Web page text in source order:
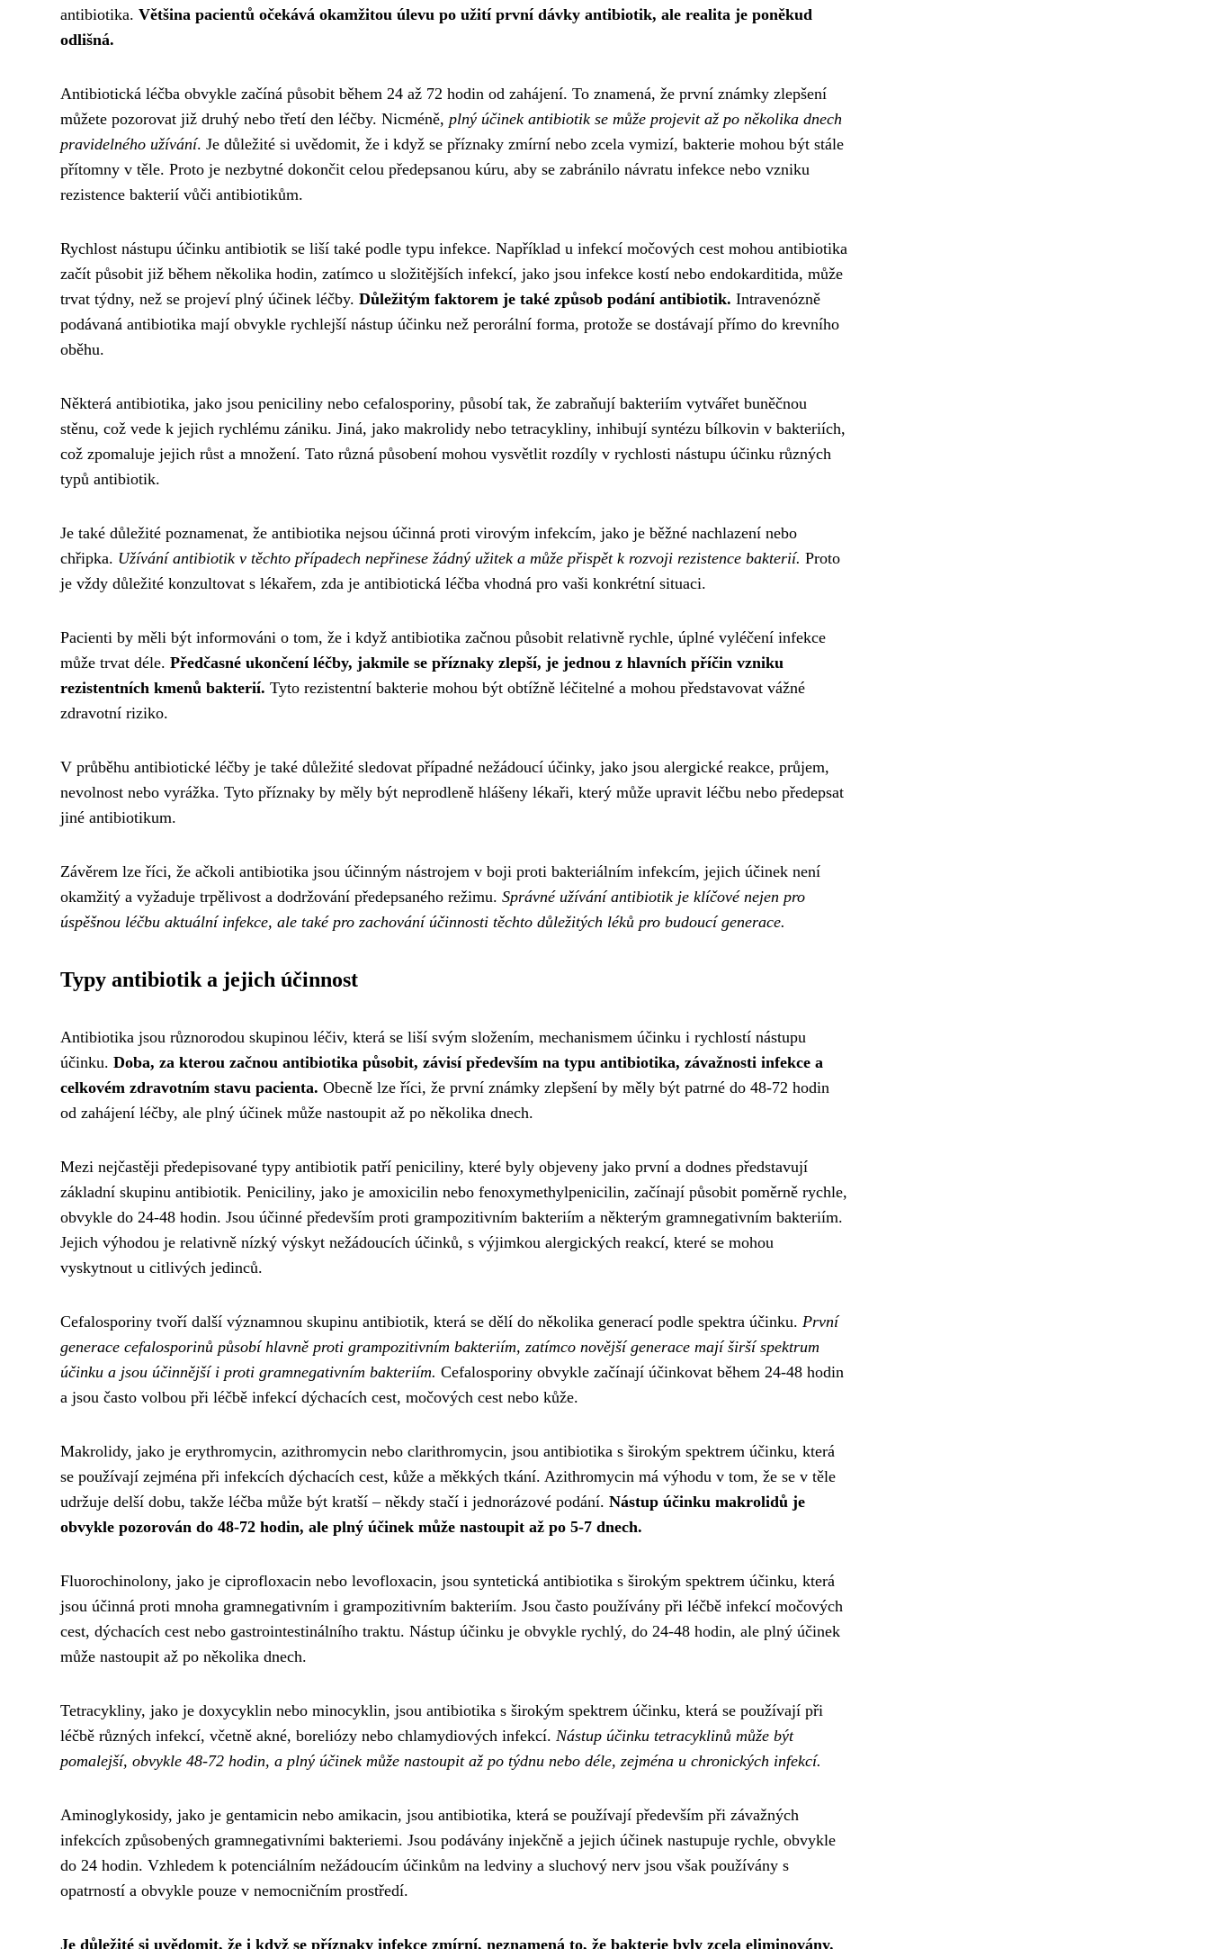
antibiotika. Většina pacientů očekává okamžitou úlevu po užití první dávky antibiotik, ale realita je poněkud
odlišná.
Antibiotická léčba obvykle začíná působit během 24 až 72 hodin od zahájení. To znamená, že první známky zlepšení
můžete pozorovat již druhý nebo třetí den léčby. Nicméně, plný účinek antibiotik se může projevit až po několika dnech
pravidelného užívání. Je důležité si uvědomit, že i když se příznaky zmírní nebo zcela vymizí, bakterie mohou být stále
přítomny v těle. Proto je nezbytné dokončit celou předepsanou kúru, aby se zabránilo návratu infekce nebo vzniku
rezistence bakterií vůči antibiotikům.
Rychlost nástupu účinku antibiotik se liší také podle typu infekce. Například u infekcí močových cest mohou antibiotika
začít působit již během několika hodin, zatímco u složitějších infekcí, jako jsou infekce kostí nebo endokarditida, může
trvat týdny, než se projeví plný účinek léčby. Důležitým faktorem je také způsob podání antibiotik. Intravenózně
podávaná antibiotika mají obvykle rychlejší nástup účinku než perorální forma, protože se dostávají přímo do krevního
oběhu.
Některá antibiotika, jako jsou peniciliny nebo cefalosporiny, působí tak, že zabraňují bakteriím vytvářet buněčnou
stěnu, což vede k jejich rychlému zániku. Jiná, jako makrolidy nebo tetracykliny, inhibují syntézu bílkovin v bakteriích,
což zpomaluje jejich růst a množení. Tato různá působení mohou vysvětlit rozdíly v rychlosti nástupu účinku různých
typů antibiotik.
Je také důležité poznamenat, že antibiotika nejsou účinná proti virovým infekcím, jako je běžné nachlazení nebo
chřipka. Užívání antibiotik v těchto případech nepřinese žádný užitek a může přispět k rozvoji rezistence bakterií. Proto
je vždy důležité konzultovat s lékařem, zda je antibiotická léčba vhodná pro vaši konkrétní situaci.
Pacienti by měli být informováni o tom, že i když antibiotika začnou působit relativně rychle, úplné vyléčení infekce
může trvat déle. Předčasné ukončení léčby, jakmile se příznaky zlepší, je jednou z hlavních příčin vzniku
rezistentních kmenů bakterií. Tyto rezistentní bakterie mohou být obtížně léčitelné a mohou představovat vážné
zdravotní riziko.
V průběhu antibiotické léčby je také důležité sledovat případné nežádoucí účinky, jako jsou alergické reakce, průjem,
nevolnost nebo vyrážka. Tyto příznaky by měly být neprodleně hlášeny lékaři, který může upravit léčbu nebo předepsat
jiné antibiotikum.
Závěrem lze říci, že ačkoli antibiotika jsou účinným nástrojem v boji proti bakteriálním infekcím, jejich účinek není
okamžitý a vyžaduje trpělivost a dodržování předepsaného režimu. Správné užívání antibiotik je klíčové nejen pro
úspěšnou léčbu aktuální infekce, ale také pro zachování účinnosti těchto důležitých léků pro budoucí generace.
Typy antibiotik a jejich účinnost
Antibiotika jsou různorodou skupinou léčiv, která se liší svým složením, mechanismem účinku i rychlostí nástupu
účinku. Doba, za kterou začnou antibiotika působit, závisí především na typu antibiotika, závažnosti infekce a
celkovém zdravotním stavu pacienta. Obecně lze říci, že první známky zlepšení by měly být patrné do 48-72 hodin
od zahájení léčby, ale plný účinek může nastoupit až po několika dnech.
Mezi nejčastěji předepisované typy antibiotik patří peniciliny, které byly objeveny jako první a dodnes představují
základní skupinu antibiotik. Peniciliny, jako je amoxicilin nebo fenoxymethylpenicilin, začínají působit poměrně rychle,
obvykle do 24-48 hodin. Jsou účinné především proti grampozitivním bakteriím a některým gramnegativním bakteriím.
Jejich výhodou je relativně nízký výskyt nežádoucích účinků, s výjimkou alergických reakcí, které se mohou
vyskytnout u citlivých jedinců.
Cefalosporiny tvoří další významnou skupinu antibiotik, která se dělí do několika generací podle spektra účinku. První
generace cefalosporinů působí hlavně proti grampozitivním bakteriím, zatímco novější generace mají širší spektrum
účinku a jsou účinnější i proti gramnegativním bakteriím. Cefalosporiny obvykle začínají účinkovat během 24-48 hodin
a jsou často volbou při léčbě infekcí dýchacích cest, močových cest nebo kůže.
Makrolidy, jako je erythromycin, azithromycin nebo clarithromycin, jsou antibiotika s širokým spektrem účinku, která
se používají zejména při infekcích dýchacích cest, kůže a měkkých tkání. Azithromycin má výhodu v tom, že se v těle
udržuje delší dobu, takže léčba může být kratší – někdy stačí i jednorázové podání. Nástup účinku makrolidů je
obvykle pozorován do 48-72 hodin, ale plný účinek může nastoupit až po 5-7 dnech.
Fluorochinolony, jako je ciprofloxacin nebo levofloxacin, jsou syntetická antibiotika s širokým spektrem účinku, která
jsou účinná proti mnoha gramnegativním i grampozitivním bakteriím. Jsou často používány při léčbě infekcí močových
cest, dýchacích cest nebo gastrointestinálního traktu. Nástup účinku je obvykle rychlý, do 24-48 hodin, ale plný účinek
může nastoupit až po několika dnech.
Tetracykliny, jako je doxycyklin nebo minocyklin, jsou antibiotika s širokým spektrem účinku, která se používají při
léčbě různých infekcí, včetně akné, boreliózy nebo chlamydiových infekcí. Nástup účinku tetracyklinů může být
pomalejší, obvykle 48-72 hodin, a plný účinek může nastoupit až po týdnu nebo déle, zejména u chronických infekcí.
Aminoglykosidy, jako je gentamicin nebo amikacin, jsou antibiotika, která se používají především při závažných
infekcích způsobených gramnegativními bakteriemi. Jsou podávány injekčně a jejich účinek nastupuje rychle, obvykle
do 24 hodin. Vzhledem k potenciálním nežádoucím účinkům na ledviny a sluchový nerv jsou však používány s
opatrností a obvykle pouze v nemocničním prostředí.
Je důležité si uvědomit, že i když se příznaky infekce zmírní, neznamená to, že bakterie byly zcela eliminovány.